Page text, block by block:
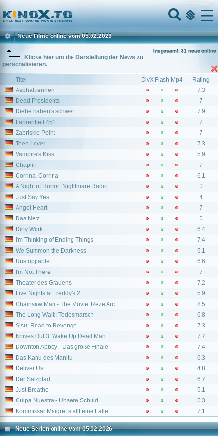
Home
Menu
Neue Filme online vom 05.02.2026
Insgesamt: 31 neue online
Klicke hier um die Darstellung der News zu
personalisieren.
Titel DivX Flash Mp4
Rating
Asphaltrennen
7.3
Dead Presidents
7
Diebe haben's schwer
7.9
Fahrenheit 451
7
Zabriskie Point
7
Teen Lover
7.3
Vampire's Kiss
5.9
Chaplin
7
Corrina, Corrina
6.1
A Night of Horror: Nightmare Radio
0
Just Say Yes
4
Angel Heart
7
Das Netz
6
Dirty Work
6.4
I'm Thinking of Ending Things
7.4
We Summon the Darkness
5.1
Unstoppable
6.6
I'm Not There
7
Theater des Grauens
7.2
Five Nights at Freddy's 2
5.9
Chainsaw Man - The Movie: Reze Arc
8.5
The Long Walk: Todesmarsch
6.8
Sisu: Road to Revenge
7.3
Knives Out 3: Wake Up Dead Man
7.7
Downton Abbey - Das große Finale
7.4
Das Kanu des Manitu
6.3
Deliver Us
4.8
Der Salzpfad
6.7
Just Breathe
5.1
Culpa Nuestra - Unsere Schuld
5.3
Kommissar Maigret stellt eine Falle
7.1
Neue Serien online vom 05.02.2026